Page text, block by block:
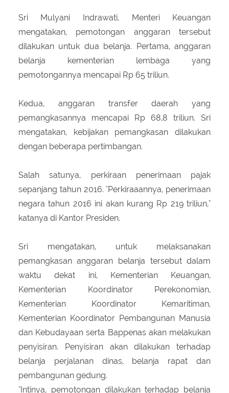
Sri Mulyani Indrawati, Menteri Keuangan
mengatakan, pemotongan anggaran tersebut
dilakukan untuk dua belanja. Pertama, anggaran
belanja kementerian lembaga yang
pemotongannya mencapai Rp 65 triliun.
Kedua, anggaran transfer daerah yang
pemangkasannya mencapai Rp 68,8 triliun. Sri
mengatakan, kebijakan pemangkasan dilakukan
dengan beberapa pertimbangan.
Salah satunya, perkiraan penerimaan pajak
sepanjang tahun 2016. "Perkiraaannya, penerimaan
negara tahun 2016 ini akan kurang Rp 219 triliun,"
katanya di Kantor Presiden.
Sri mengatakan, untuk melaksanakan
pemangkasan anggaran belanja tersebut dalam
waktu dekat ini, Kementerian Keuangan,
Kementerian Koordinator Perekonomian,
Kementerian Koordinator Kemaritiman,
Kementerian Koordinator Pembangunan Manusia
dan Kebudayaan serta Bappenas akan melakukan
penyisiran. Penyisiran akan dilakukan terhadap
belanja perjalanan dinas, belanja rapat dan
pembangunan gedung.
"Intinya, pemotongan dilakukan terhadap belanja